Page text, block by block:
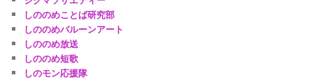
しののめことば研究部
しののめバルーンアート
しののめ放送
しののめ短歌
しのモン応援隊